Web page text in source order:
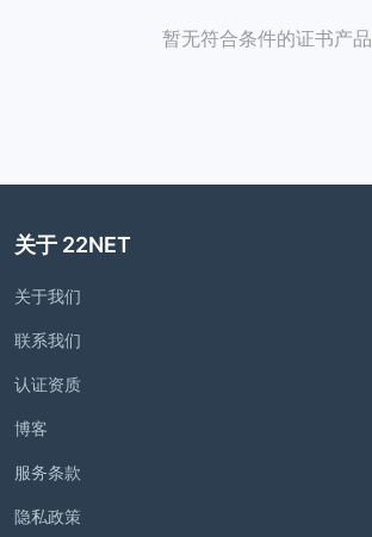
暂无符合条件的证书产品
关于 22NET
关于我们
联系我们
认证资质
博客
服务条款
隐私政策